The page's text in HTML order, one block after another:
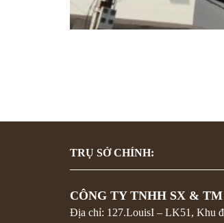
TRỤ SỞ CHÍNH:
CÔNG TY TNHH SX &
Địa chỉ: 127.LouisI – LK51, Khu